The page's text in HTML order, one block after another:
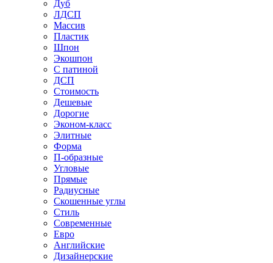
Дуб
ЛДСП
Массив
Пластик
Шпон
Экошпон
С патиной
ДСП
Стоимость
Дешевые
Дорогие
Эконом-класс
Элитные
Форма
П-образные
Угловые
Прямые
Радиусные
Скошенные углы
Стиль
Современные
Евро
Английские
Дизайнерские